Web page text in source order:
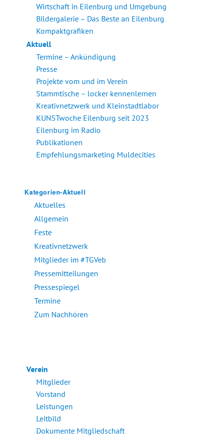
Wirtschaft in Eilenburg und Umgebung
Bildergalerie – Das Beste an Eilenburg
Kompaktgrafiken
Aktuell
Termine – Ankündigung
Presse
Projekte vom und im Verein
Stammtische – locker kennenlernen
Kreativnetzwerk und Kleinstadtlabor
KUNSTwoche Eilenburg seit 2023
Eilenburg im Radio
Publikationen
Empfehlungsmarketing Muldecities
Kategorien-Aktuell
Aktuelles
Allgemein
Feste
Kreativnetzwerk
Mitglieder im #TGVeb
Pressemitteilungen
Pressespiegel
Termine
Zum Nachhören
Verein
Mitglieder
Vorstand
Leistungen
Leitbild
Dokumente Mitgliedschaft